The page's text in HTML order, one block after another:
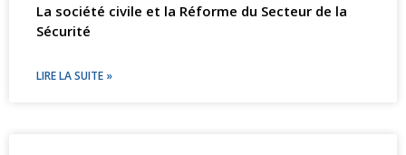
La société civile et la Réforme du Secteur de la
Sécurité
LIRE LA SUITE »